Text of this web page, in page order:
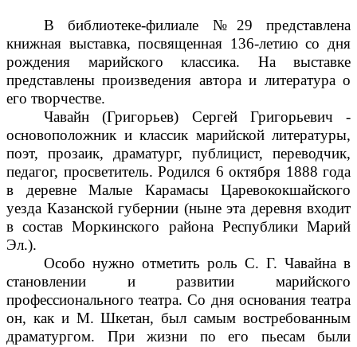
В библиотеке-филиале №29 представлена
книжная выставка, посвященная 136-летию со дня
рождения марийского классика. На выставке
представлены произведения автора и литература о
его творчестве.
Чавайн (Григорьев) Сергей Григорьевич -
основоположник и классик марийской литературы,
поэт, прозаик, драматург, публицист, переводчик,
педагог, просветитель. Родился 6 октября 1888 года
в деревне Малые Карамасы Царевококшайского
уезда Казанской губернии (ныне эта деревня входит
в состав Моркинского района Республики Марий
Эл.).
Особо нужно отметить роль С. Г. Чавайна в
становлении и развитии марийского
профессионального театра. Со дня основания театра
он, как и М. Шкетан, был самым востребованным
драматургом. При жизни по его пьесам были